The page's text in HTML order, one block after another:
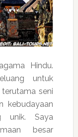
Hindu.
untuk
seni
kebudayaan
unik. Saya
besar